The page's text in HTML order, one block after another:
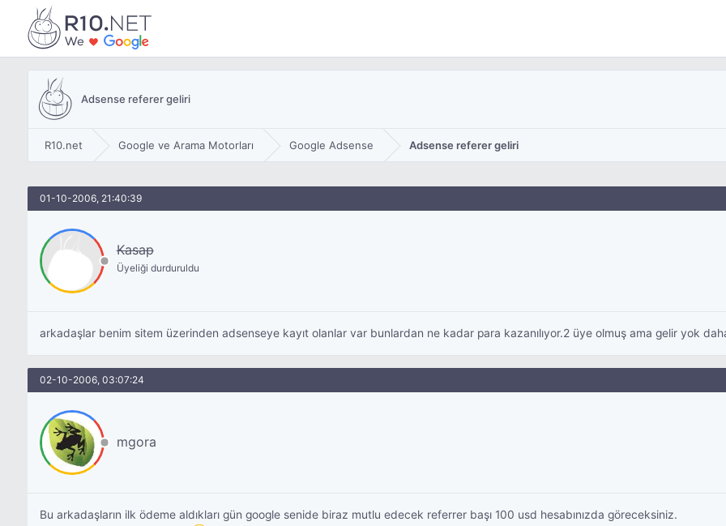
Adsense referer geliri
R10.net Google ve Arama Motorları Google Adsense Adsense referer geliri
01-10-2006, 21:40:39
Kasap
Üyeliği durduruldu
arkadaşlar benim sitem üzerinden adsenseye kayıt olanlar var bunlardan ne kadar para kazanılıyor.2 üye olmuş ama gelir yok
02-10-2006, 03:07:24
mgora
Bu arkadaşların ilk ödeme aldıkları gün google senide biraz mutlu edecek referrer başı 100 usd hesabınızda göreceksiniz.